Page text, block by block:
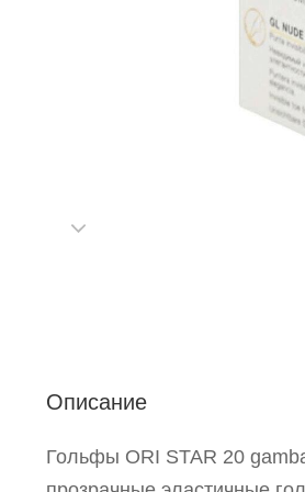
Описание
Гольфы ORI STAR 20